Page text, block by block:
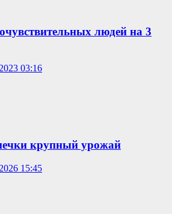
людей на 3
03:16
крупный урожай
15:45